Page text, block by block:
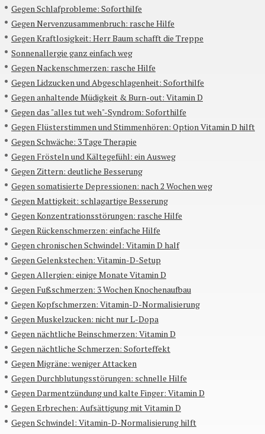
Gegen Schlafprobleme: Soforthilfe
Gegen Nervenzusammenbruch: rasche Hilfe
Gegen Kraftlosigkeit: Herr Baum schafft die Treppe
Sonnenallergie ganz einfach weg
Gegen Nackenschmerzen: rasche Hilfe
Gegen Lidzucken und Abgeschlagenheit: Soforthilfe
Gegen anhaltende Müdigkeit & Burn-out: Vitamin D
Gegen das "alles tut weh"-Syndrom: Soforthilfe
Gegen Flüsterstimmen und Stimmenhören: Option Vitamin D hilft
Gegen Schwäche: 3 Tage Therapie
Gegen Frösteln und Kältegefühl: ein Ausweg
Gegen Zittern: deutliche Besserung
Gegen somatisierte Depressionen: nach 2 Wochen weg
Gegen Mattigkeit: schlagartige Besserung
Gegen Konzentrationsstörungen: rasche Hilfe
Gegen Rückenschmerzen: einfache Hilfe
Gegen chronischen Schwindel: Vitamin D half
Gegen Gelenkstechen: Vitamin-D-Setup
Gegen Allergien: einige Monate Vitamin D
Gegen Fußschmerzen: 3 Wochen Knochenaufbau
Gegen Kopfschmerzen: Vitamin-D-Normalisierung
Gegen Muskelzucken: nicht nur L-Dopa
Gegen nächtliche Beinschmerzen: Vitamin D
Gegen nächtliche Schmerzen: Soforteffekt
Gegen Migräne: weniger Attacken
Gegen Durchblutungsstörungen: schnelle Hilfe
Gegen Darmentzündung und kalte Finger: Vitamin D
Gegen Erbrechen: Aufsättigung mit Vitamin D
Gegen Schwindel: Vitamin-D-Normalisierung hilft